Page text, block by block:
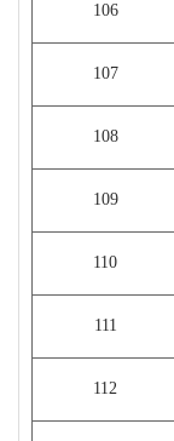
106
107
108
109
110
111
112